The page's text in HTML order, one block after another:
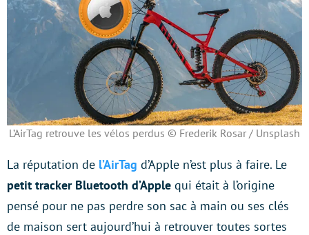
L’AirTag retrouve les vélos perdus © Frederik Rosar / Unsplash
La réputation de l’AirTag d’Apple n’est plus à faire. Le
petit tracker Bluetooth d’Apple qui était à l’origine
pensé pour ne pas perdre son sac à main ou ses clés
de maison sert aujourd’hui à retrouver toutes sortes